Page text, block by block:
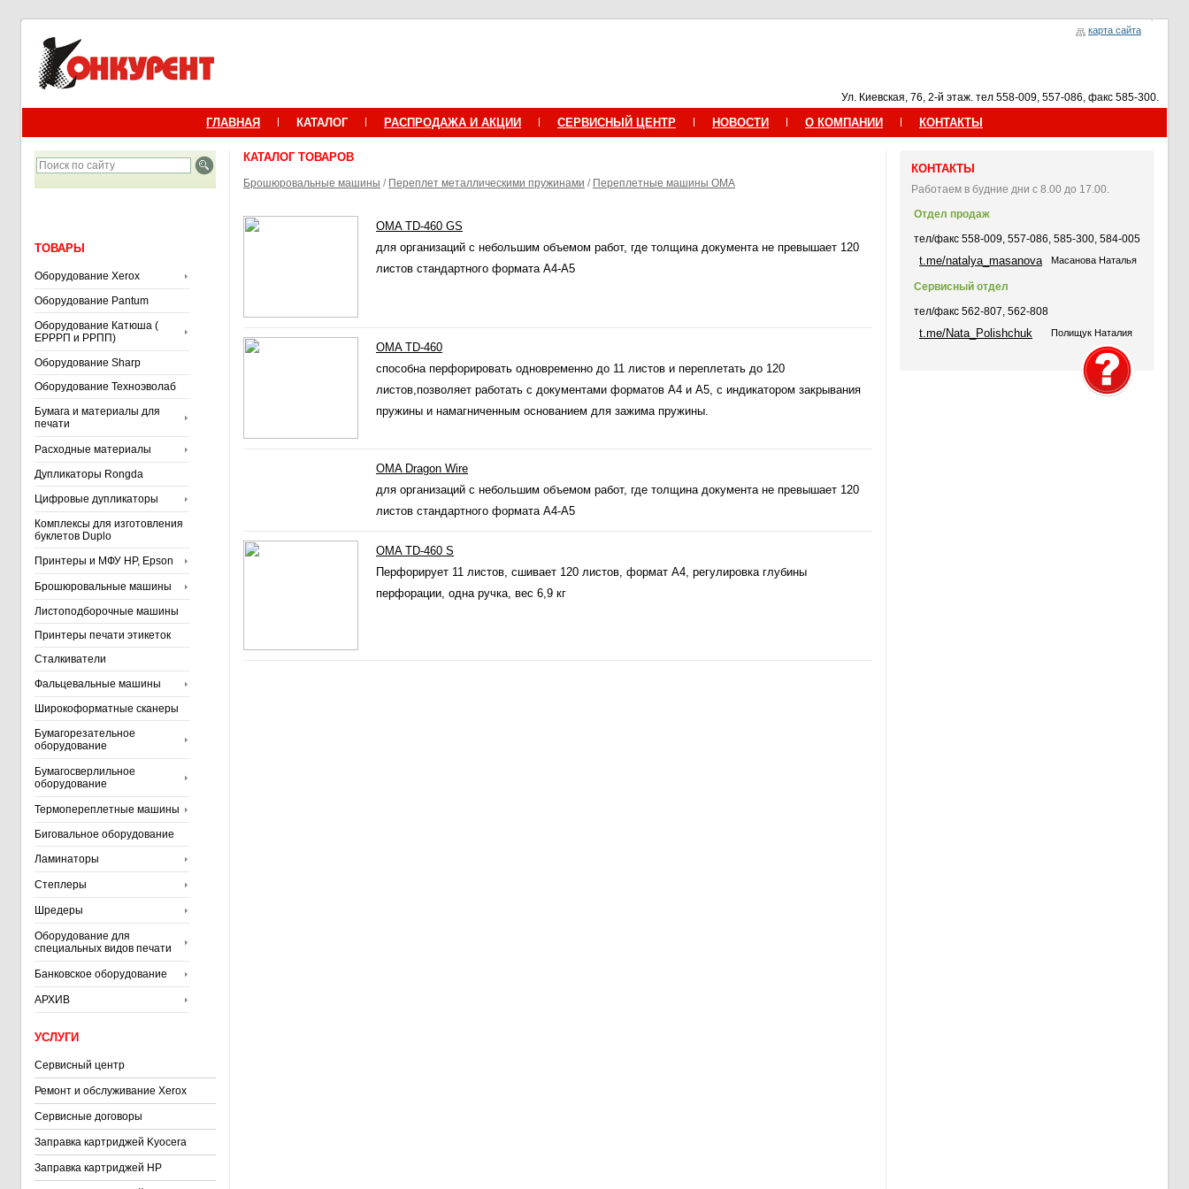
карта сайта
Ул. Киевская, 76, 2-й этаж. тел 558-009, 557-086, факс 585-300.
ГЛАВНАЯ КАТАЛОГ РАСПРОДАЖА И АКЦИИ СЕРВИСНЫЙ ЦЕНТР НОВОСТИ О КОМПАНИИ КОНТАКТЫ
ТОВАРЫ
Оборудование Xerox
Оборудование Pantum
Оборудование Катюша (
ЕРРРП и РРПП)
Оборудование Sharp
Оборудование Техноэволаб
Бумага и материалы для
печати
Расходные материалы
Дупликаторы Rongda
Цифровые дупликаторы
Комплексы для изготовления
буклетов Duplo
Принтеры и МФУ HP, Epson
Брошюровальные машины
Листоподборочные машины
Принтеры печати этикеток
Сталкиватели
Фальцевальные машины
Широкоформатные сканеры
Бумагорезательное
оборудование
Бумагосверлильное
оборудование
Термопереплетные машины
Биговальное оборудование
Ламинаторы
Степлеры
Шредеры
Оборудование для
специальных видов печати
Банковское оборудование
АРХИВ
УСЛУГИ
Сервисный центр
Ремонт и обслуживание Xerox
Сервисные договоры
Заправка картриджей Kyocera
Заправка картриджей HP
КАТАЛОГ ТОВАРОВ
Брошюровальные машины / Переплет металлическими пружинами / Переплетные машины OMA
OMA TD-460 GS
для организаций с небольшим объемом работ, где толщина документа не превышает 120
листов стандартного формата А4-А5
OMA TD-460
способна перфорировать одновременно до 11 листов и переплетать до 120
листов,позволяет работать с документами форматов А4 и А5, с индикатором закрывания
пружины и намагниченным основанием для зажима пружины.
OMA Dragon Wire
для организаций с небольшим объемом работ, где толщина документа не превышает 120
листов стандартного формата А4-А5
OMA TD-460 S
Перфорирует 11 листов, сшивает 120 листов, формат А4, регулировка глубины
перфорации, одна ручка, вес 6,9 кг
КОНТАКТЫ
Работаем в будние дни с 8.00 до 17.00.
Отдел продаж
тел/факс 558-009, 557-086, 585-300, 584-005
t.me/natalya_masanova Масанова Наталья
Сервисный отдел
тел/факс 562-807, 562-808
t.me/Nata_Polishchuk Полищук Наталия